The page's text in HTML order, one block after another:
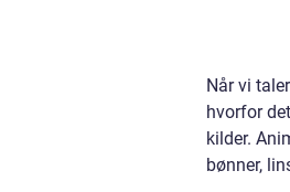
Når vi
hvorfor
kilder.
bønner,